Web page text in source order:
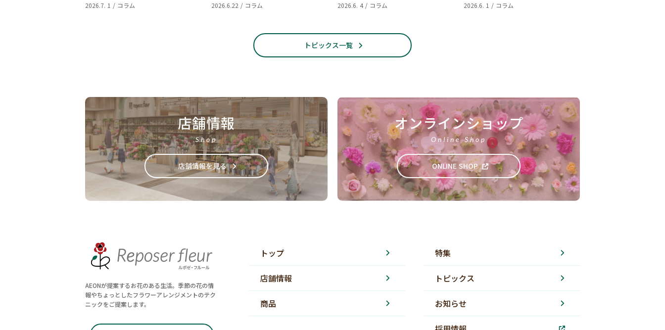
2026.7. 1 / コラム 2026.6.22 / コラム 2026.6. 4 / コラム 2026.6. 1 / コラム
トピックス一覧
店舗情報
Shop
店舗情報を見る
オンラインショップ
Online Shop
ONLINE SHOP
AEONが提案するお花のある生活。季節の花の情
報やちょっとしたフラワーアレンジメントのテク
ニックをご提案します。
トップ
店舗情報
商品
特集
トピックス
お知らせ